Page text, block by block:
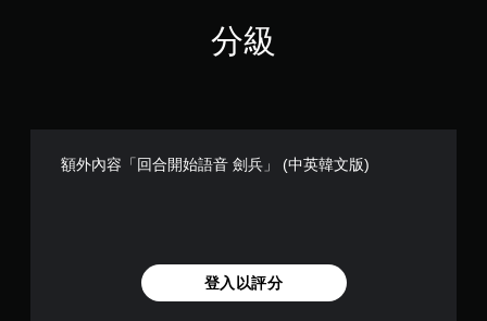
分級
額外內容「回合開始語音 劍兵」 (中英韓文版)
登入以評分